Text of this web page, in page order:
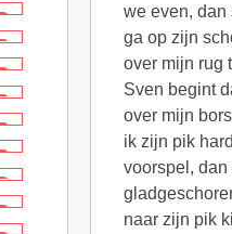
we even, dan
ga op zijn
over mijn rug
Sven begint
over mijn
ik zijn pik
voorspel,
naar zijn pik